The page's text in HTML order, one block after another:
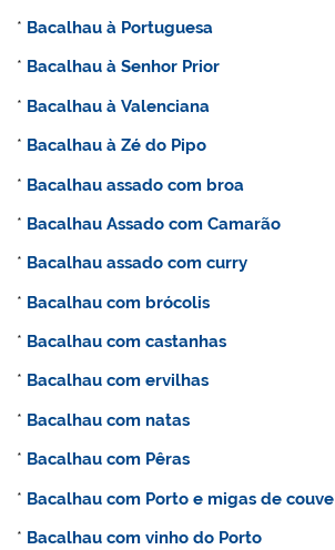
* Bacalhau à Portuguesa
* Bacalhau à Senhor Prior
* Bacalhau à Valenciana
* Bacalhau à Zé do Pipo
* Bacalhau assado com broa
* Bacalhau Assado com Camarão
* Bacalhau assado com curry
* Bacalhau com brócolis
* Bacalhau com castanhas
* Bacalhau com ervilhas
* Bacalhau com natas
* Bacalhau com Pêras
* Bacalhau com Porto e migas de couve
* Bacalhau com vinho do Porto